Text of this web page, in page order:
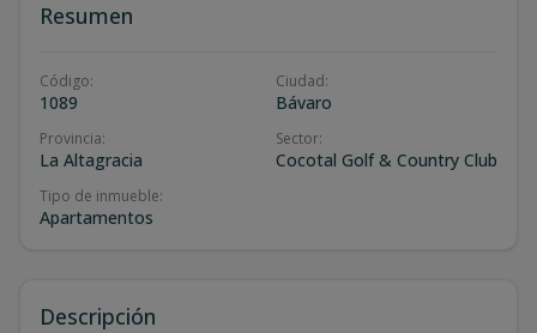
Resumen
Código:
1089
Ciudad:
Bávaro
Provincia:
La Altagracia
Sector:
Cocotal Golf & Country Club
Tipo de inmueble:
Apartamentos
Descripción